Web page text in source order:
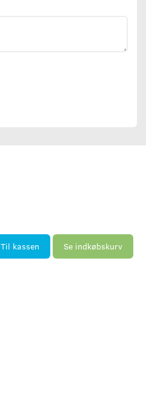
Til kassen Se indkøbskurv